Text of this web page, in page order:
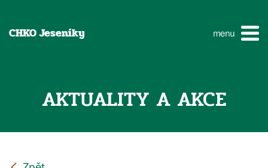
CHKO Jeseníky menu
AKTUALITY A AKCE